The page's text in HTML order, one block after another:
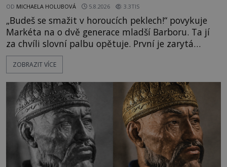
OD MICHAELA HOLUBOVÁ 5.8.2026 3.3TIS
„Budeš se smažit v horoucích peklech!“ povykuje
Markéta na o dvě generace mladší Barboru. Ta jí
za chvíli slovní palbu opětuje. První je zarytá
katolička, druhá přesvědčená kališnice. A každá z
nich se usídlí na jedné z věží slavného hradu
mezi vůdce protihusitského boje. Za manželku má
skutečně jistou
ZOBRAZIT VÍCE